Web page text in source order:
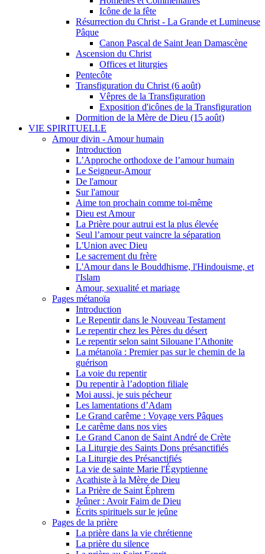
Icône de la fête
Résurrection du Christ - La Grande et Lumineuse
Pâque
Canon Pascal de Saint Jean Damascène
Ascension du Christ
Offices et liturgies
Pentecôte
Transfiguration du Christ (6 août)
Vêpres de la Transfiguration
Exposition d'icônes de la Transfiguration
Dormition de la Mère de Dieu (15 août)
VIE SPIRITUELLE
Amour divin - Amour humain
Introduction
L’Approche orthodoxe de l’amour humain
Le Seigneur-Amour
De l'amour
Sur l'amour
Aime ton prochain comme toi-même
Dieu est Amour
La Prière pour autrui est la plus élevée
Seul l’amour peut vaincre la séparation
L'Union avec Dieu
Le sacrement du frère
L'Amour dans le Bouddhisme, l'Hindouisme, et
l'Islam
Amour, sexualité et mariage
Pages métanoïa
Introduction
Le Repentir dans le Nouveau Testament
Le repentir chez les Pères du désert
Le repentir selon saint Silouane l’Athonite
La métanoïa : Premier pas sur le chemin de la
guérison
La voie du repentir
Du repentir à l’adoption filiale
Moi aussi, je suis pécheur
Les lamentations d’Adam
Le Grand carême : Voyage vers Pâques
Le carême dans nos vies
Le Grand Canon de Saint André de Crète
La Liturgie des Saints Dons présanctifiés
La Liturgie des Présanctifiés
La vie de sainte Marie l'Égyptienne
Acathiste à la Mère de Dieu
La Prière de Saint Éphrem
Jeûner : Avoir Faim de Dieu
Écrits spirituels sur le jeûne
Pages de la prière
La prière dans la vie chrétienne
La prière du silence